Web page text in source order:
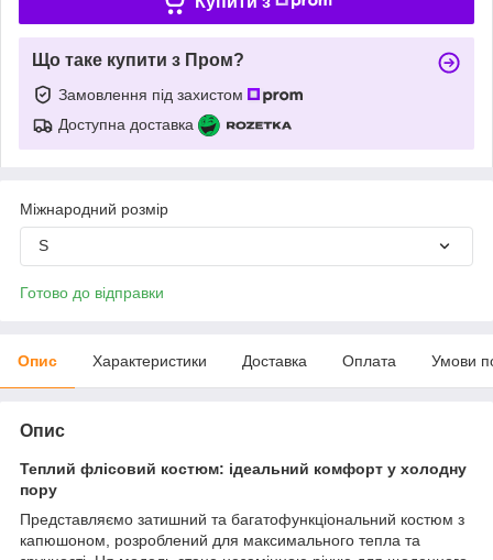
Що таке купити з Пром?
Замовлення під захистом
Доступна доставка
Міжнародний розмір
S
Готово до відправки
Опис Характеристики Доставка Оплата Умови
Опис
Теплий флісовий костюм: ідеальний комфорт у холодну
пору
Представляємо затишний та багатофункціональний костюм з
капюшоном, розроблений для максимального тепла та